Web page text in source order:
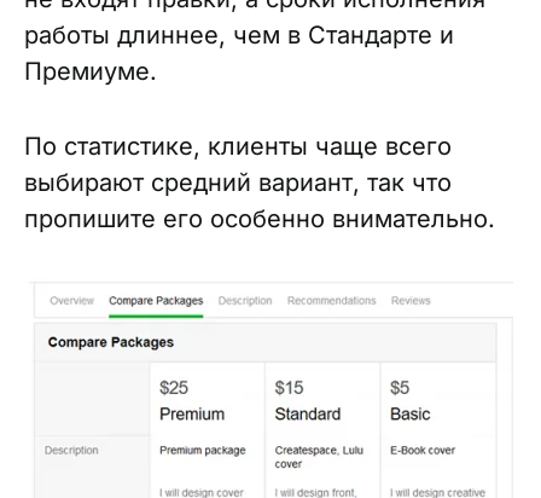
работы длиннее, чем в Стандарте и
Премиуме.
По статистике, клиенты чаще всего
выбирают средний вариант, так что
пропишите его особенно внимательно.